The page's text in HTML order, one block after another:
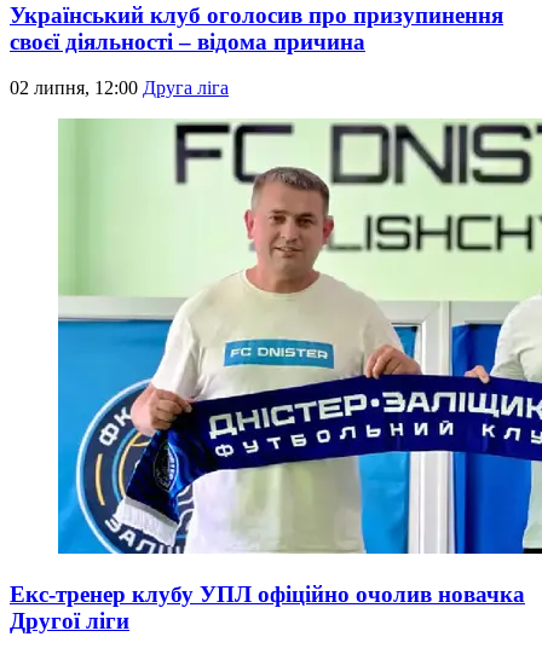
Український клуб оголосив про призупинення
своєї діяльності – відома причина
02 липня, 12:00 Друга ліга
Екс-тренер клубу УПЛ офіційно очолив новачка
Другої ліги